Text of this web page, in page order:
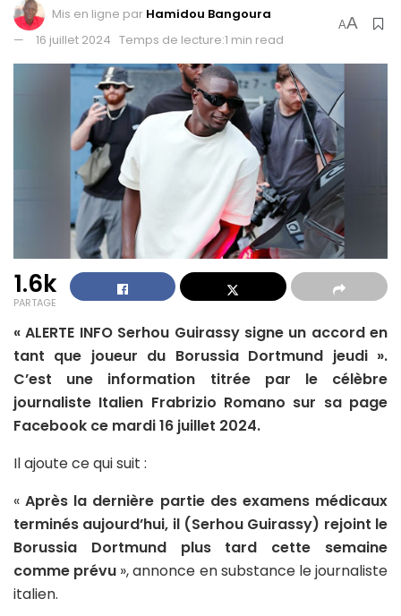
Mis en ligne par Hamidou Bangoura
16 juillet 2024 Temps de lecture:1 min read
AA
1.6k
PARTAGE
« ALERTE INFO Serhou Guirassy signe un accord en
tant que joueur du Borussia Dortmund jeudi ».
C’est une information titrée par le célèbre
journaliste Italien Frabrizio Romano sur sa page
Facebook ce mardi 16 juillet 2024.
Il ajoute ce qui suit :
«Après la dernière partie des examens médicaux
terminés aujourd’hui, il (Serhou Guirassy) rejoint le
Borussia Dortmund plus tard cette semaine
comme prévu », annonce en substance le journaliste
italien.